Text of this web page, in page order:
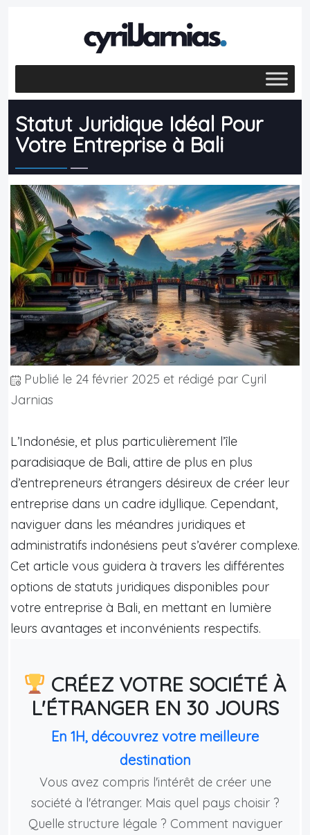
Statut Juridique Idéal Pour
Votre Entreprise à Bali
Publié le 24 février 2025 et rédigé par Cyril
Jarnias
L’Indonésie, et plus particulièrement l’île
paradisiaque de Bali, attire de plus en plus
d’entrepreneurs étrangers désireux de créer leur
entreprise dans un cadre idyllique. Cependant,
naviguer dans les méandres juridiques et
administratifs indonésiens peut s’avérer complexe.
Cet article vous guidera à travers les différentes
options de statuts juridiques disponibles pour
votre entreprise à Bali, en mettant en lumière
leurs avantages et inconvénients respectifs.
CRÉEZ VOTRE SOCIÉTÉ À
L'ÉTRANGER EN 30 JOURS
En 1H, découvrez votre meilleure
destination
Vous avez compris l'intérêt de créer une
société à l'étranger. Mais quel pays choisir ?
Quelle structure légale ? Comment naviguer